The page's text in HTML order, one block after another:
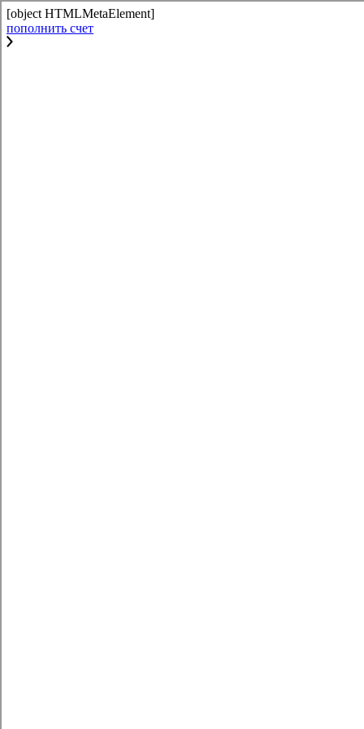
[object HTMLMetaElement]
пополнить счет